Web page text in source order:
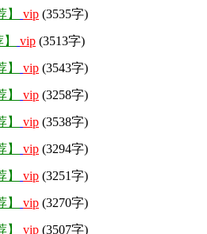
vip (3535字)
vip (3513字)
vip (3543字)
vip (3258字)
vip (3538字)
vip (3294字)
vip (3251字)
vip (3270字)
vip (3507字)